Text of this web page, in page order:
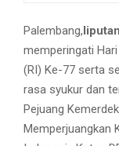
Palembang,
memperingati
(RI) Ke-77 serta
rasa syukur dan
Pejuang
Memperjuangkan